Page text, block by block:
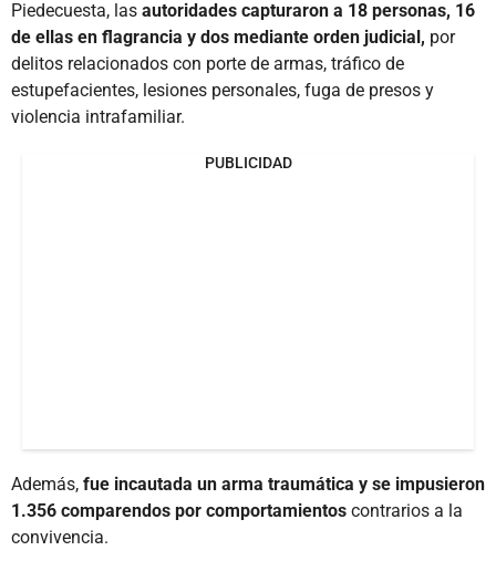
Piedecuesta, las autoridades capturaron a 18 personas, 16
de ellas en flagrancia y dos mediante orden judicial, por
delitos relacionados con porte de armas, tráfico de
estupefacientes, lesiones personales, fuga de presos y
violencia intrafamiliar.
PUBLICIDAD
Además, fue incautada un arma traumática y se impusieron
1.356 comparendos por comportamientos contrarios a la
convivencia.